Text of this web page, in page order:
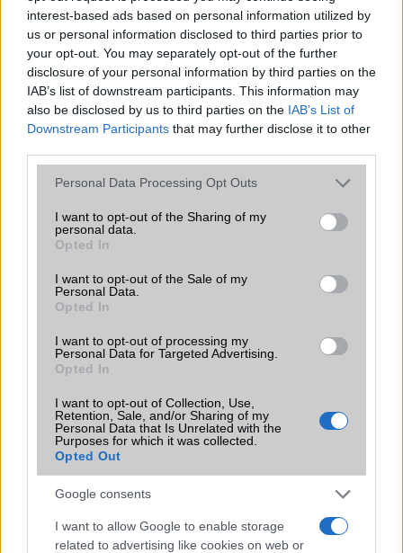
interest-based ads based on personal information utilized by
us or personal information disclosed to third parties prior to
your opt-out. You may separately opt-out of the further
disclosure of your personal information by third parties on the
IAB’s list of downstream participants. This information may
also be disclosed by us to third parties on the IAB’s List of
Downstream Participants that may further disclose it to other
Please note that this website/app uses one or more Google
not limited to your visit or usage behaviour. You may click to
grant or deny consent to Google and its third-party tags to
use your data for below specified purposes in below Google
consent section.
Personal Data Processing Opt Outs
I want to opt-out of the Sharing of my
personal data.
Opted In
I want to opt-out of the Sale of my
Personal Data.
Opted In
I want to opt-out of processing my
Personal Data for Targeted Advertising.
Opted In
I want to opt-out of Collection, Use,
Retention, Sale, and/or Sharing of my
Personal Data that Is Unrelated with the
Purposes for which it was collected.
Opted Out
Google consents
I want to allow Google to enable storage
related to advertising like cookies on web or
ALKALMAZÁSOK ÉS ÉRZÉKELŐK
Java Nincs
Flash/Ujjlenyomat olvasó Fingerprint sensor
SNS integráció alap szolgáltatás
alap szolgáltatás
Excel, PowerPoint, PDF)
Iránytũ
Extrák Nincs
Vibra jelzés Van
SIM-ek száma 2
Flight mode
Terület
Funkciók
HDR10 , Triluminos display, X-
Reality Engine